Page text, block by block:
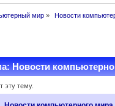
мир» Новости
Новости
эту тему.